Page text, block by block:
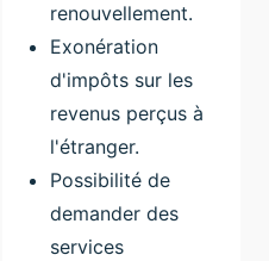
renouvellement.
Exonération
d'impôts sur les
revenus perçus à
l'étranger.
Possibilité de
demander des
services